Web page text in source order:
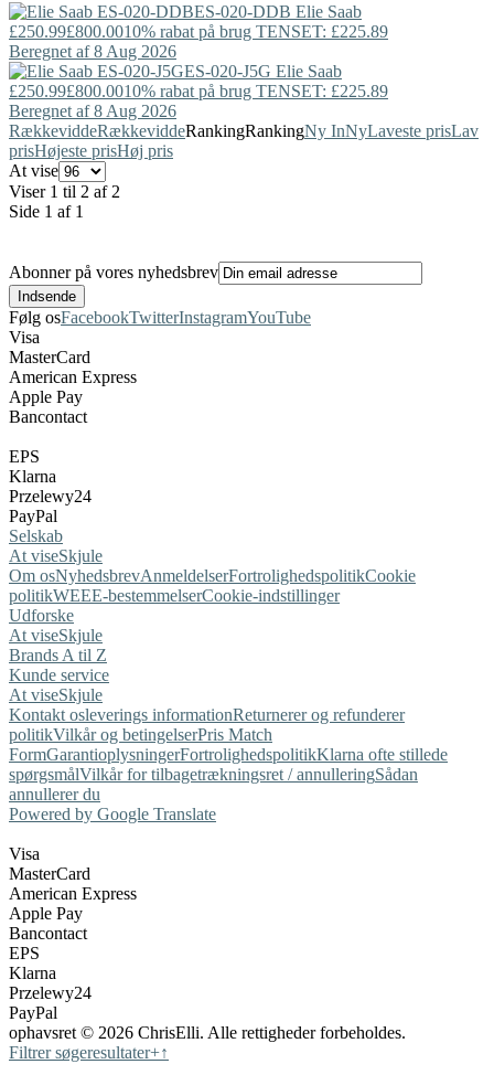
ES-020-DDB Elie Saab
£250.99£800.0010% rabat på brug TENSET: £225.89
Beregnet af 8 Aug 2026
ES-020-J5G Elie Saab
£250.99£800.0010% rabat på brug TENSET: £225.89
Beregnet af 8 Aug 2026
RækkeviddeRækkeviddeRankingRankingNy InNyLaveste prisLav
prisHøjeste prisHøj pris
At vise
Viser 1 til 2 af 2
Side 1 af 1
Abonner på vores nyhedsbrev
Følg osFacebookTwitterInstagramYouTube
Visa
MasterCard
American Express
Apple Pay
Bancontact
EPS
Klarna
Przelewy24
PayPal
Selskab
At viseSkjule
Om osNyhedsbrevAnmeldelserFortrolighedspolitikCookie
politikWEEE-bestemmelserCookie-indstillinger
Udforske
At viseSkjule
Brands A til Z
Kunde service
At viseSkjule
Kontakt osleverings informationReturnerer og refunderer
politikVilkår og betingelserPris Match
FormGarantioplysningerFortrolighedspolitikKlarna ofte stillede
spørgsmålVilkår for tilbagetrækningsret / annulleringSådan
annullerer du
Powered by Google Translate
Visa
MasterCard
American Express
Apple Pay
Bancontact
EPS
Klarna
Przelewy24
PayPal
ophavsret © 2026 ChrisElli. Alle rettigheder forbeholdes.
Filtrer søgeresultater+↑